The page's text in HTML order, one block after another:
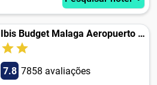
Ibis Budget Malaga Aeropuerto Avenida de Velazquez
7.8 7858 avaliações